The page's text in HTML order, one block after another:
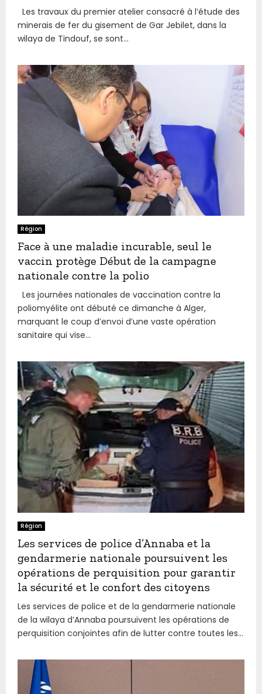
Les travaux du premier atelier consacré à l’étude des
minerais de fer du gisement de Gar Jebilet, dans la
wilaya de Tindouf, se sont...
Région
Face à une maladie incurable, seul le
vaccin protège Début de la campagne
nationale contre la polio
Les journées nationales de vaccination contre la
poliomyélite ont débuté ce dimanche à Alger,
marquant le coup d’envoi d’une vaste opération
sanitaire qui vise...
Région
Les services de police d’Annaba et la
gendarmerie nationale poursuivent les
opérations de perquisition pour garantir
la sécurité et le confort des citoyens
Les services de police et de la gendarmerie nationale
de la wilaya d’Annaba poursuivent les opérations de
perquisition conjointes afin de lutter contre toutes les...